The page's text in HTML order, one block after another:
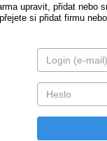
upravit, přidat nebo
si přidat firmu